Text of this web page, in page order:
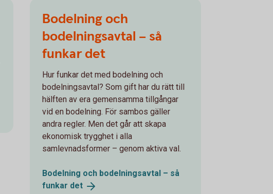
Bodelning och
bodelningsavtal – så
funkar det
Hur funkar det med bodelning och
bodelningsavtal? Som gift har du rätt till
hälften av era gemensamma tillgångar
vid en bodelning. För sambos gäller
andra regler. Men det går att skapa
ekonomisk trygghet i alla
samlevnadsformer – genom aktiva val.
Bodelning och bodelningsavtal – så
funkar det